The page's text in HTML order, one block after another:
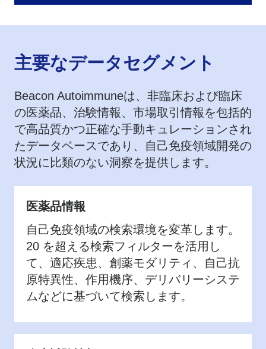
主要なデータセグメント
Beacon Autoimmuneは、非臨床および臨床
の医薬品、治験情報、市場取引情報を包括的
で高品質かつ正確な手動キュレーションされ
たデータベースであり、自己免疫領域開発の
状況に比類のない洞察を提供します。
医薬品情報
自己免疫領域の検索環境を変革します。
20 を超える検索フィルターを活用し
て、適応疾患、創薬モダリティ、自己抗
原特異性、作用機序、デリバリーシステ
ムなどに基づいて検索します。